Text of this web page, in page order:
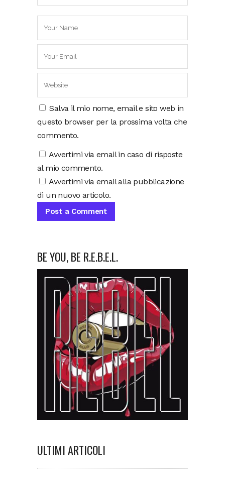
Salva il mio nome, email e sito web in
questo browser per la prossima volta che
commento.
Avvertimi via email in caso di risposte
al mio commento.
Avvertimi via email alla pubblicazione
di un nuovo articolo.
BE YOU, BE R.E.B.E.L.
ULTIMI ARTICOLI